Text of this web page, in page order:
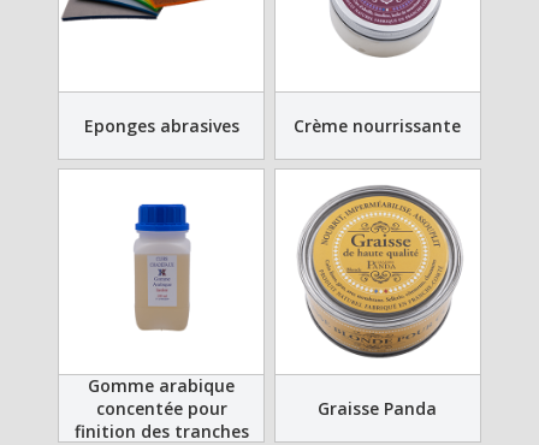
Eponges abrasives Crème nourrissante
Gomme arabique
concentée pour
finition des tranches
Graisse Panda